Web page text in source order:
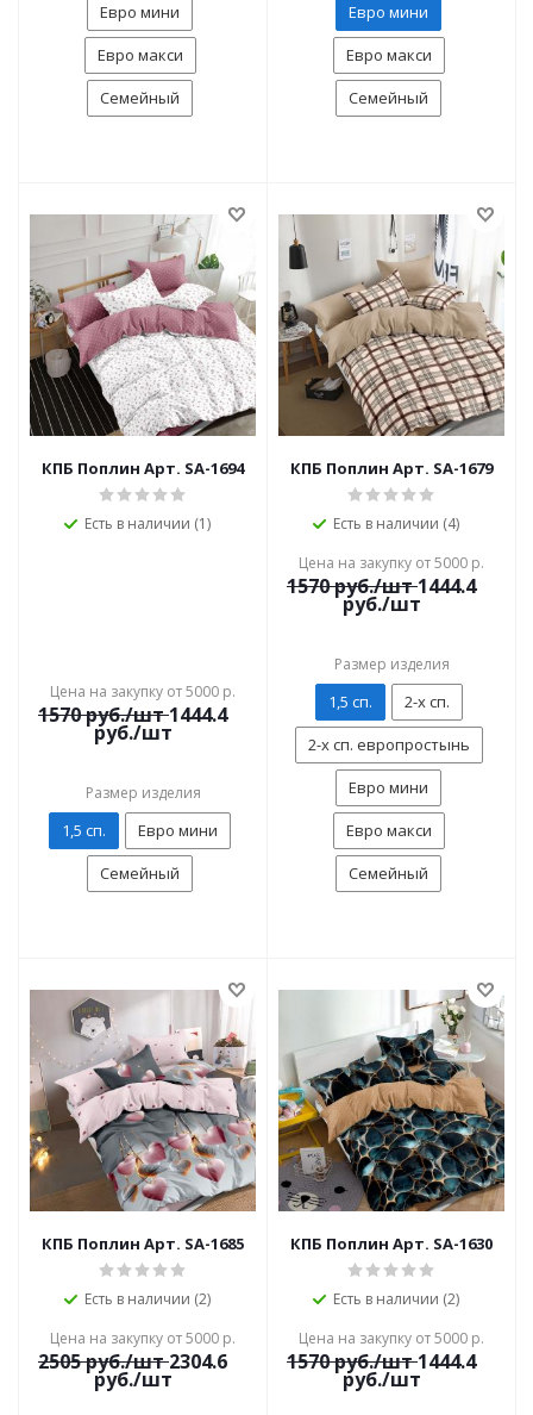
Евро мини
Евро макси
Семейный
Евро мини
Евро макси
Семейный
КПБ Поплин Арт. SA-1694
Есть в наличии (1)
Цена на закупку от 5000 р.
1570руб./шт 1444.4
руб./шт
Размер изделия
1,5 сп.
Евро мини
Семейный
КПБ Поплин Арт. SA-1679
Есть в наличии (4)
Цена на закупку от 5000 р.
1570руб./шт 1444.4
руб./шт
Размер изделия
1,5 сп.
2-х сп.
2-х сп. европростынь
Евро мини
Евро макси
Семейный
КПБ Поплин Арт. SA-1685
Есть в наличии (2)
Цена на закупку от 5000 р.
2505руб./шт 2304.6
руб./шт
КПБ Поплин Арт. SA-1630
Есть в наличии (2)
Цена на закупку от 5000 р.
1570руб./шт 1444.4
руб./шт